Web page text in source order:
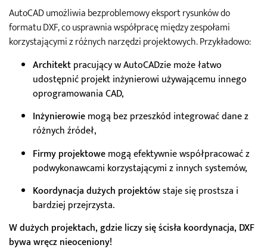
AutoCAD umożliwia bezproblemowy eksport rysunków do
formatu DXF, co usprawnia współpracę między zespołami
korzystającymi z różnych narzędzi projektowych. Przykładowo:
Architektpracujący w AutoCADzie może łatwo
udostępnić projekt inżynierowi używającemu innego
oprogramowania CAD,
Inżynierowiemogą bez przeszkód integrować dane z
różnych źródeł,
Firmy projektowemogą efektywnie współpracować z
podwykonawcami korzystającymi z innych systemów,
Koordynacja dużych projektówstaje się prostsza i
bardziej przejrzysta.
W dużych projektach, gdzie liczy się ścisła koordynacja, DXF
bywa wręcz nieoceniony!